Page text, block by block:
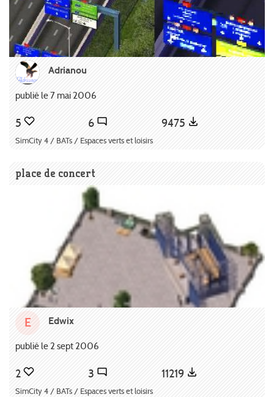
Adrianou
publié le 7 mai 2006
5 6 9475
SimCity 4 / BATs / Espaces verts et loisirs
place de concert
E Edwix
publié le 2 sept 2006
2 3 11219
SimCity 4 / BATs / Espaces verts et loisirs